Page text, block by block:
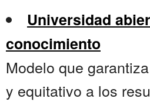
Universidad
conocimiento
Modelo que
y equitativo a los